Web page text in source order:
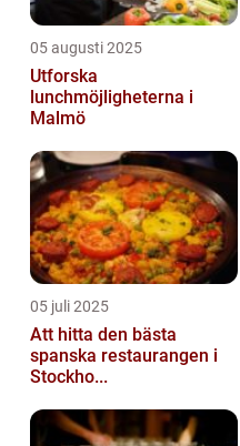
05 augusti 2025
Utforska
lunchmöjligheterna i
Malmö
05 juli 2025
Att hitta den bästa
spanska restaurangen i
Stockho...